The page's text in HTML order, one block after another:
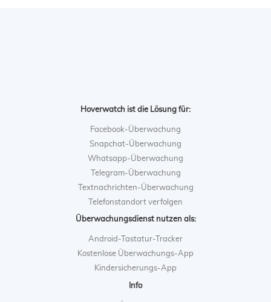
Hoverwatch ist die Lösung für:
Facebook-Überwachung
Snapchat-Überwachung
Whatsapp-Überwachung
Telegram-Überwachung
Textnachrichten-Überwachung
Telefonstandort verfolgen
Überwachungsdienst nutzen als:
Android-Tastatur-Tracker
Kostenlose Überwachungs-App
Kindersicherungs-App
Info